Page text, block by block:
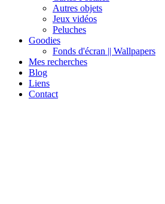
Autres objets
Jeux vidéos
Peluches
Goodies
Fonds d'écran || Wallpapers
Mes recherches
Blog
Liens
Contact